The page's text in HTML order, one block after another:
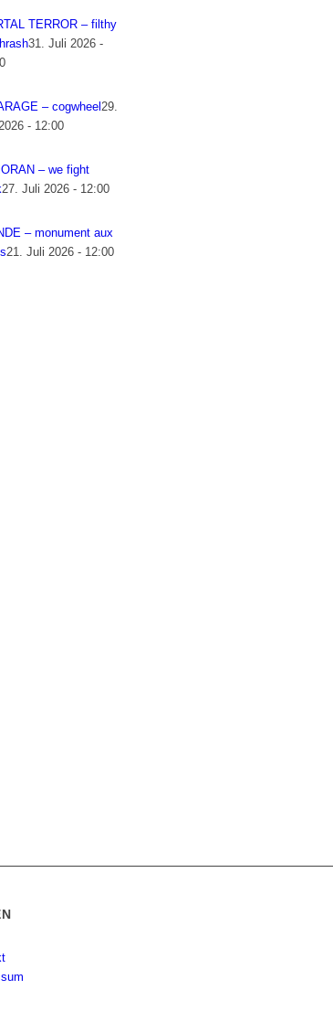
TERROR – filthy
31. Juli 2026 -
– cogwheel29.
- 12:00
– we fight
27. Juli 2026 - 12:00
– monument aux
21. Juli 2026 - 12:00